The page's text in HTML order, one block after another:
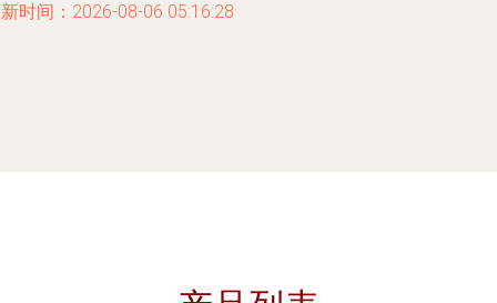
时间：2026-08-06 05:16:28